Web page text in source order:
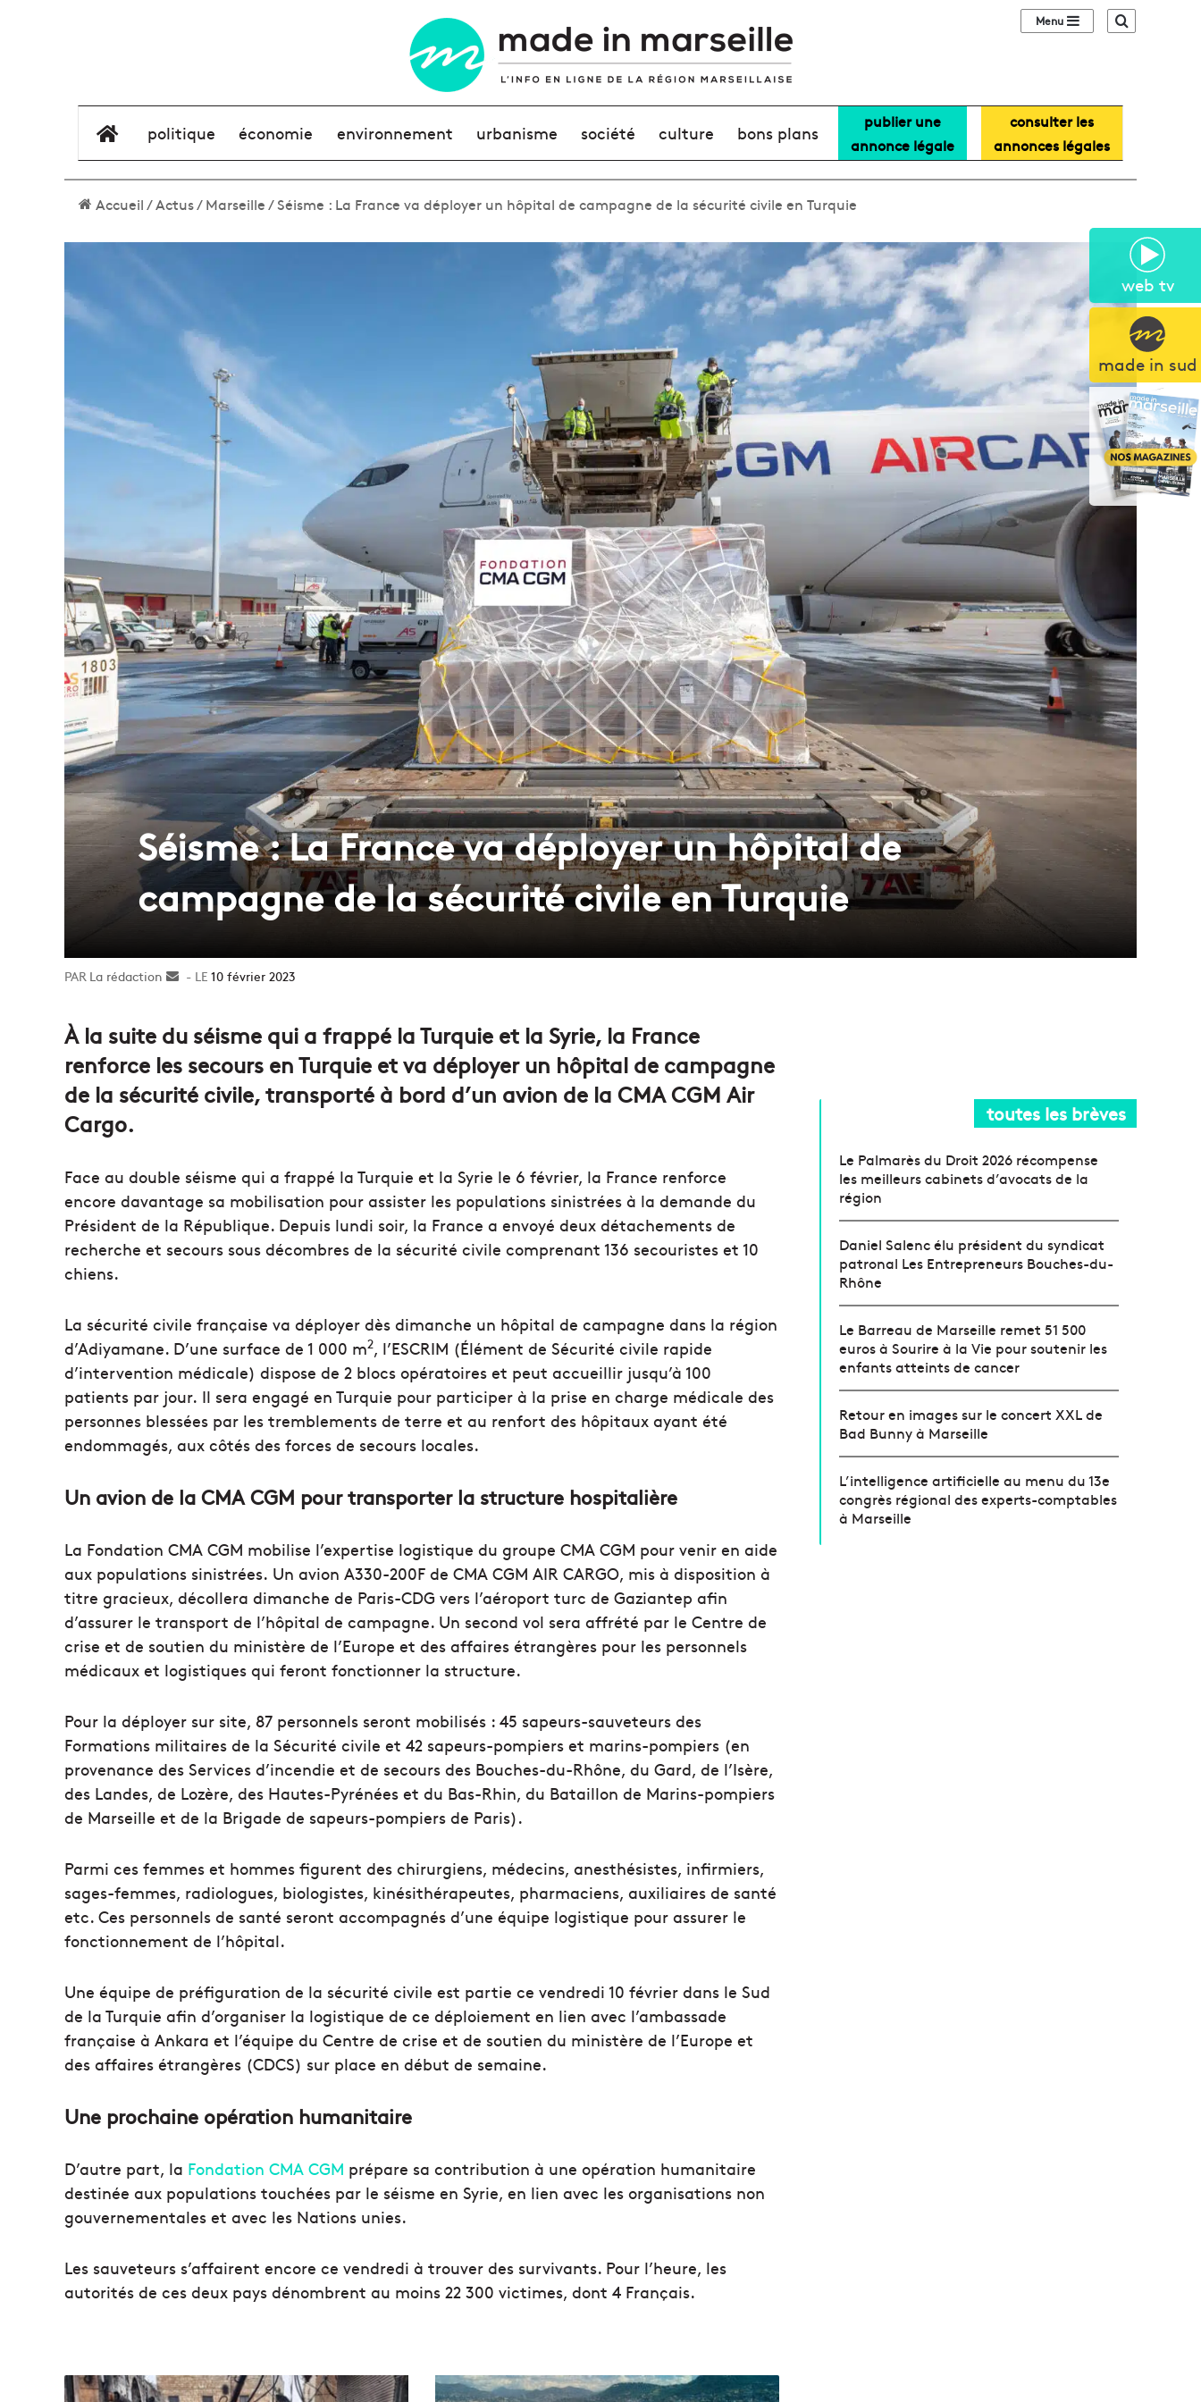
web tv
made in sud
Sidebar (barre
élément de menu
politique économie environnement urbanisme société culture bons plans
publier une
annonce légale
consulter les
annonces légales
Accueil/Actus/Marseille/Séisme : La France va déployer un hôpital de campagne de la sécurité civile en Turquie
Séisme : La France va déployer un hôpital de
campagne de la sécurité civile en Turquie
La rédaction
Envoyer10 février 2023
À la suite du séisme qui a frappé la Turquie et la Syrie, la France
renforce les secours en Turquie et va déployer un hôpital de campagne
de la sécurité civile, transporté à bord d’un avion de la CMA CGM Air
Cargo.
Face au double séisme qui a frappé la Turquie et la Syrie le 6 février, la France renforce
encore davantage sa mobilisation pour assister les populations sinistrées à la demande du
Président de la République. Depuis lundi soir, la France a envoyé deux détachements de
recherche et secours sous décombres de la sécurité civile comprenant 136 secouristes et 10
chiens.
La sécurité civile française va déployer dès dimanche un hôpital de campagne dans la région
d’Adiyamane. D’une surface de 1 000 m2, l’ESCRIM (Élément de Sécurité civile rapide
d’intervention médicale) dispose de 2 blocs opératoires et peut accueillir jusqu’à 100
patients par jour. Il sera engagé en Turquie pour participer à la prise en charge médicale des
personnes blessées par les tremblements de terre et au renfort des hôpitaux ayant été
endommagés, aux côtés des forces de secours locales.
Un avion de la CMA CGM pour transporter la structure hospitalière
La Fondation CMA CGM mobilise l’expertise logistique du groupe CMA CGM pour venir en aide
aux populations sinistrées. Un avion A330-200F de CMA CGM AIR CARGO, mis à disposition à
titre gracieux, décollera dimanche de Paris-CDG vers l’aéroport turc de Gaziantep afin
d’assurer le transport de l’hôpital de campagne. Un second vol sera affrété par le Centre de
crise et de soutien du ministère de l’Europe et des affaires étrangères pour les personnels
médicaux et logistiques qui feront fonctionner la structure.
Pour la déployer sur site, 87 personnels seront mobilisés : 45 sapeurs-sauveteurs des
Formations militaires de la Sécurité civile et 42 sapeurs-pompiers et marins-pompiers (en
provenance des Services d’incendie et de secours des Bouches-du-Rhône, du Gard, de l’Isère,
des Landes, de Lozère, des Hautes-Pyrénées et du Bas-Rhin, du Bataillon de Marins-pompiers
de Marseille et de la Brigade de sapeurs-pompiers de Paris).
Parmi ces femmes et hommes figurent des chirurgiens, médecins, anesthésistes, infirmiers,
sages-femmes, radiologues, biologistes, kinésithérapeutes, pharmaciens, auxiliaires de santé
etc. Ces personnels de santé seront accompagnés d’une équipe logistique pour assurer le
fonctionnement de l’hôpital.
Une équipe de préfiguration de la sécurité civile est partie ce vendredi 10 février dans le Sud
de la Turquie afin d’organiser la logistique de ce déploiement en lien avec l’ambassade
française à Ankara et l’équipe du Centre de crise et de soutien du ministère de l’Europe et
des affaires étrangères (CDCS) sur place en début de semaine.
Une prochaine opération humanitaire
D’autre part, la Fondation CMA CGM prépare sa contribution à une opération humanitaire
destinée aux populations touchées par le séisme en Syrie, en lien avec les organisations non
gouvernementales et avec les Nations unies.
Les sauveteurs s’affairent encore ce vendredi à trouver des survivants. Pour l’heure, les
autorités de ces deux pays dénombrent au moins 22 300 victimes, dont 4 Français.
L
N
toutes les brèves
Le Palmarès du Droit 2026 récompense
les meilleurs cabinets d’avocats de la
région
Daniel Salenc élu président du syndicat
patronal Les Entrepreneurs Bouches-du-
Rhône
Le Barreau de Marseille remet 51 500
euros à Sourire à la Vie pour soutenir les
enfants atteints de cancer
Retour en images sur le concert XXL de
Bad Bunny à Marseille
L’intelligence artificielle au menu du 13e
congrès régional des experts-comptables
à Marseille